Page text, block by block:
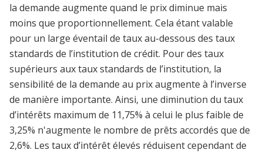
la demande augmente quand le prix diminue mais
moins que proportionnellement. Cela étant valable
pour un large éventail de taux au-dessous des taux
standards de l’institution de crédit. Pour des taux
supérieurs aux taux standards de l’institution, la
sensibilité de la demande au prix augmente à l’inverse
de manière importante. Ainsi, une diminution du taux
d’intérêts maximum de 11,75% à celui le plus faible de
3,25% n'augmente le nombre de prêts accordés que de
2,6%. Les taux d’intérêt élevés réduisent cependant de